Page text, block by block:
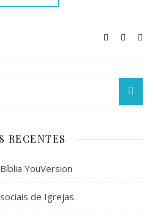
RECENTES
YouVersion
de Igrejas